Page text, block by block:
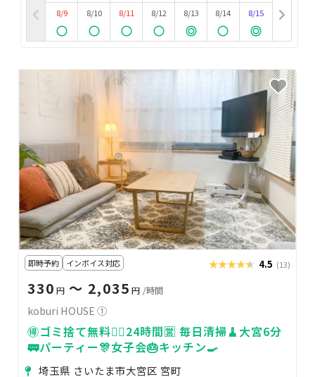
8/9
8/10
8/11
8/12
8/13
8/14
8/15
即時予約 インボイス対応 ★★★★★
★★★★★ 4.5 (13)
330 円 〜 2,035 円 /時間
koburi HOUSE ①
🉐ゴミ捨て無料🙆‍♀️24時間🈺 毎日清掃🧹大宮6分
🚃パーティー🎊女子会🎂キッチン🍳
埼玉県 さいたま市大宮区 宮町